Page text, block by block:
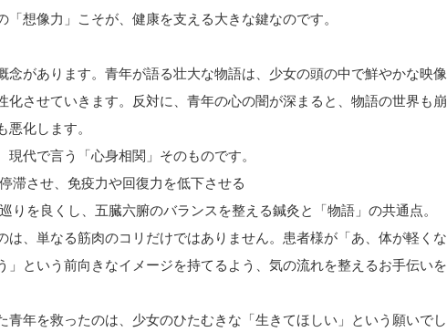
「想像力」こそが、健康を支える大きな鍵なのです。
念があります。青年が語る壮大な物語は、少女の頭の中で鮮やかな映像
化させていきます。反対に、青年の心の闇が深まると、物語の世界も崩
化します。
現代で言う「心身相関」そのものです。
滞させ、免疫力や回復力を低下させる
りを良くし、五臓六腑のバランスを整える鍼灸と「物語」の共通点。
は、単なる筋肉のコリだけではありません。患者様が「あ、体が軽くな
」という前向きなイメージを持てるよう、気の流れを整えるお手伝いを
青年を救ったのは、少女のひたむきな「生きてほしい」という願いでし